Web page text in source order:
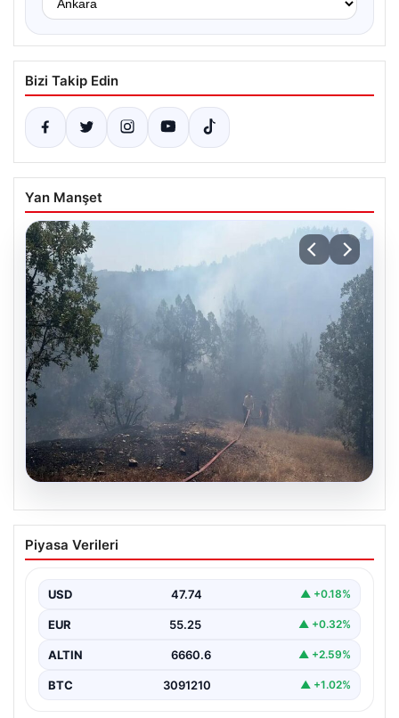
Bizi Takip Edin
Yan Manşet
Bursa’daki orman yangını kontrol altında
Piyasa Verileri
USD 47.74 ▲ +0.18%
EUR 55.25 ▲ +0.32%
ALTIN 6660.6 ▲ +2.59%
BTC 3091210 ▲ +1.02%